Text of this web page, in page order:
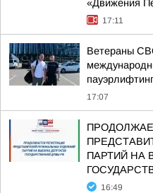
«Движения
17:11
Ветераны
17:07
ПАРТИЙ НА
16:49